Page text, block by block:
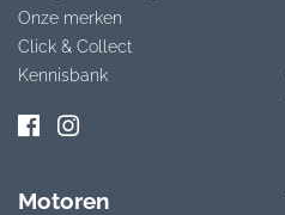
Onze merken
Click & Collect
Kennisbank
Motoren